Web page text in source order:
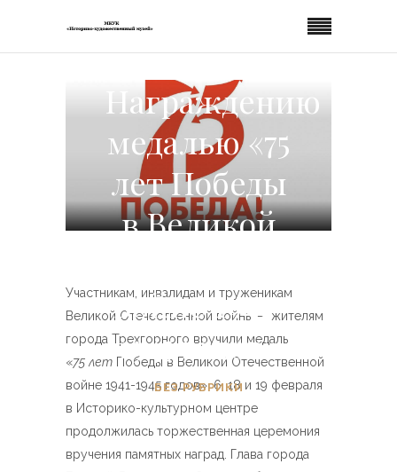
Награждению
медалью «75
лет Победы
в Великой
войне 1941-
1945 годов»
БЕЗ РУБРИКИ
Участникам, инвалидам и труженикам
Великой Отечественной войны – жителям
города Трехгорного вручили медаль
«75 лет Победы в Великой Отечественной
войне 1941-1945 годов». 6, 18 и 19 февраля
в Историко-культурном центре
продолжилась торжественная церемония
вручения памятных наград. Глава города